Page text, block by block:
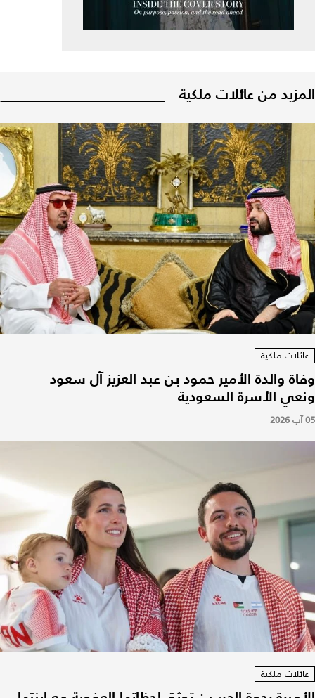
المزيد من عائلات ملكية
عائلات ملكية
وفاة والدة الأمير حمود بن عبد العزيز آل سعود
ونعي الأسرة السعودية
05 آب 2026
عائلات ملكية